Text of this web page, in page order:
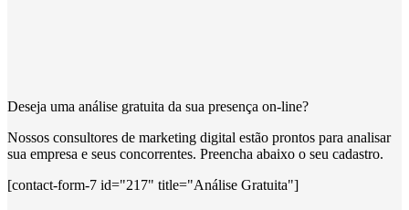
Deseja uma análise gratuita da sua presença on-line?
Nossos consultores de marketing digital estão prontos para analisar
sua empresa e seus concorrentes. Preencha abaixo o seu cadastro.
[contact-form-7 id="217" title="Análise Gratuita"]